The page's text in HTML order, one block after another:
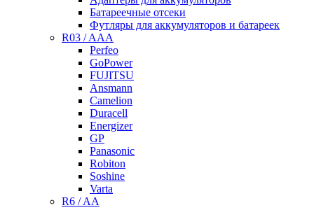
Батареечные отсеки
Футляры для аккумуляторов и батареек
R03 / AAA
Perfeo
GoPower
FUJITSU
Ansmann
Camelion
Duracell
Energizer
GP
Panasonic
Robiton
Soshine
Varta
R6 / AA